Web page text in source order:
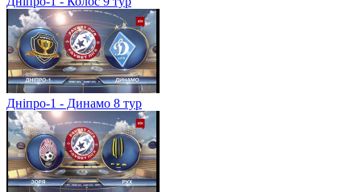
Дніпро-1 - Динамо 8 тур